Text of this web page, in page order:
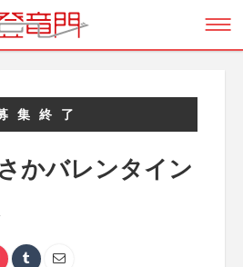
集終了
かバレンタイン